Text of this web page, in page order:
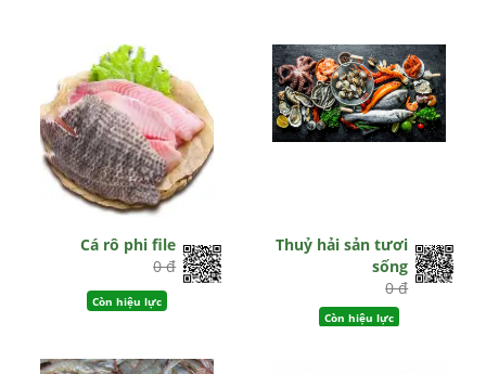
Cá rô phi file
0 đ
Còn hiệu lực
Thuỷ hải sản tươi
sống
0 đ
Còn hiệu lực